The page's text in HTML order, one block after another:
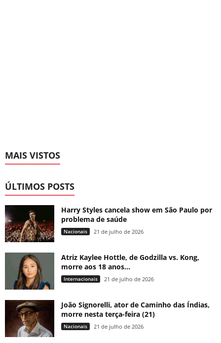
MAIS VISTOS
ÚLTIMOS POSTS
Harry Styles cancela show em São Paulo por
problema de saúde
Nacionais 21 de julho de 2026
Atriz Kaylee Hottle, de Godzilla vs. Kong,
morre aos 18 anos...
Internacionais 21 de julho de 2026
João Signorelli, ator de Caminho das Índias,
morre nesta terça-feira (21)
Nacionais 21 de julho de 2026